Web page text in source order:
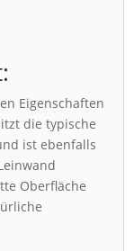
Eigenschaften
die typische
ist ebenfalls
Oberfläche